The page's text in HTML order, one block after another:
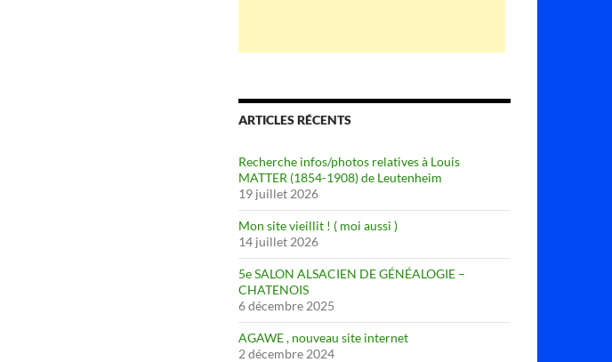
ARTICLES RÉCENTS
Recherche infos/photos relatives à Louis
MATTER (1854-1908) de Leutenheim
19 juillet 2026
Mon site vieillit ! ( moi aussi )
14 juillet 2026
5e SALON ALSACIEN DE GÉNÉALOGIE –
CHATENOIS
6 décembre 2025
AGAWE , nouveau site internet
2 décembre 2024